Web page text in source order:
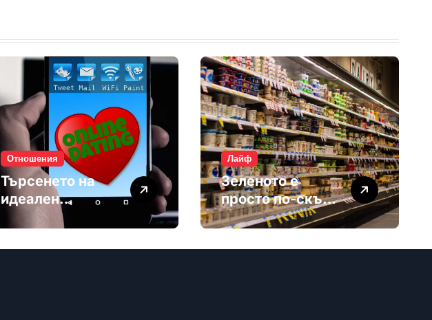
Отношения
Търсенето на
идеален
партньор е
Лайф
Зеленото е
просто по-скъп
маркетинг